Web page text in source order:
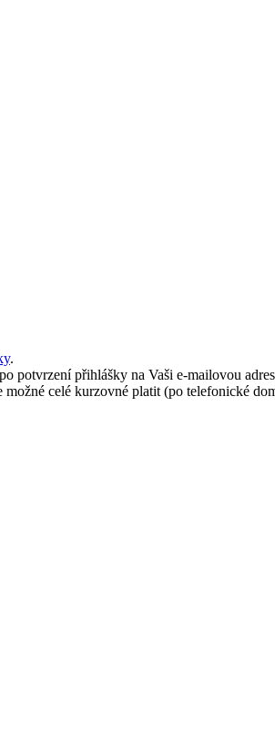
.
potvrzení přihlášky na Vaši e-mailovou
celé kurzovné platit (po telefonické